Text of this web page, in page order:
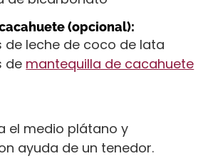
(opcional):
de leche de coco de lata
de mantequilla de cacahuete
el medio plátano y
ayuda de un tenedor.